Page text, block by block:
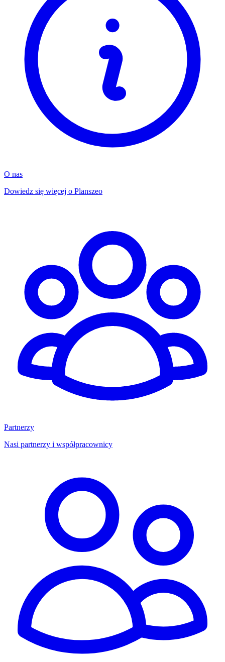
O nas
Dowiedz się więcej o Planszeo
Partnerzy
Nasi partnerzy i współpracownicy